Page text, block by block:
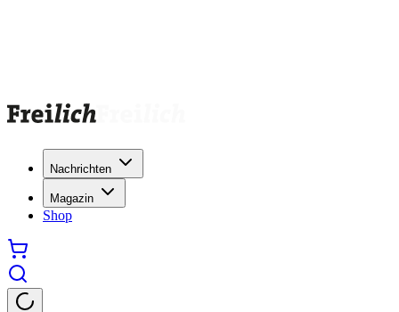
Nachrichten
Magazin
Shop